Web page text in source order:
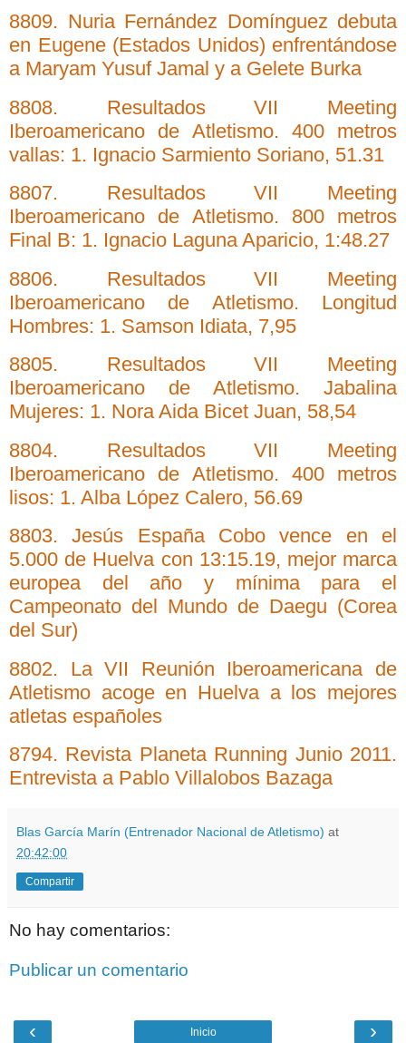
8809. Nuria Fernández Domínguez debuta
en Eugene (Estados Unidos) enfrentándose
a Maryam Yusuf Jamal y a Gelete Burka
8808. Resultados VII Meeting
Iberoamericano de Atletismo. 400 metros
vallas: 1. Ignacio Sarmiento Soriano, 51.31
8807. Resultados VII Meeting
Iberoamericano de Atletismo. 800 metros
Final B: 1. Ignacio Laguna Aparicio, 1:48.27
8806. Resultados VII Meeting
Iberoamericano de Atletismo. Longitud
Hombres: 1. Samson Idiata, 7,95
8805. Resultados VII Meeting
Iberoamericano de Atletismo. Jabalina
Mujeres: 1. Nora Aida Bicet Juan, 58,54
8804. Resultados VII Meeting
Iberoamericano de Atletismo. 400 metros
lisos: 1. Alba López Calero, 56.69
8803. Jesús España Cobo vence en el
5.000 de Huelva con 13:15.19, mejor marca
europea del año y mínima para el
Campeonato del Mundo de Daegu (Corea
del Sur)
8802. La VII Reunión Iberoamericana de
Atletismo acoge en Huelva a los mejores
atletas españoles
8794. Revista Planeta Running Junio 2011.
Entrevista a Pablo Villalobos Bazaga
Blas García Marín (Entrenador Nacional de Atletismo) at
20:42:00
Compartir
No hay comentarios:
Publicar un comentario
‹ ›
Inicio